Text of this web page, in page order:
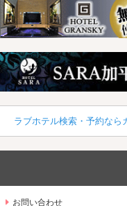
ラブホテル検索・予約なら
お問い合わせ